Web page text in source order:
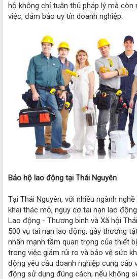
hộ không chỉ tuân thủ pháp lý mà còn
việc, đảm bảo uy tín doanh nghiệp.
Bảo hộ lao động tại Thái Nguyên
Tại Thái Nguyên, với nhiều ngành
khai thác mỏ, nguy cơ tai nạn lao
Lao động - Thương binh và Xã hội
500 vụ tai nạn lao động, gây thương
nhấn mạnh tầm quan trọng của thiết bị
trong việc giảm rủi ro và bảo vệ sức
động yêu cầu doanh nghiệp cung cấp
động sử dụng đúng cách, nếu không